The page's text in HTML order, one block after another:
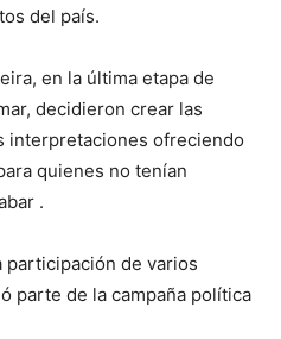
del país.
en la última etapa de
decidieron crear las
interpretaciones ofreciendo
quienes no tenían
.
participación de varios
parte de la campaña política